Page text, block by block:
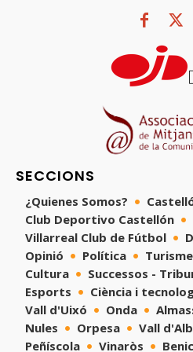
SECCIONS
¿Quienes Somos?
Club Deportivo Castellón
Villarreal Club de Fútbol
Opinió
Política Turisme
Cultura
Successos -
Esports
Ciència i
Vall d'Uixó
Onda
Nules
Orpesa Vall
Peñíscola
Vinaròs